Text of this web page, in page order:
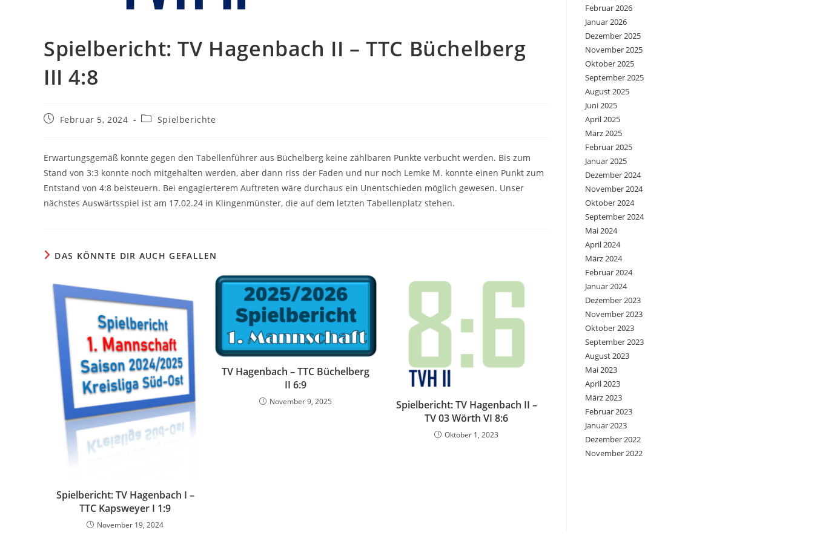
Spielbericht: TV Hagenbach II – TTC Büchelberg
III 4:8
BeitragFebruar 5, 2024
Beitrags-
Spielberichte
Erwartungsgemäß konnte gegen den Tabellenführer aus Büchelberg keine zählbaren Punkte verbucht werden. Bis zum
Stand von 3:3 konnte noch mitgehalten werden, aber dann riss der Faden und nur noch Lemke M. konnte einen Punkt zum
Entstand von 4:8 beisteuern. Bei engagierterem Auftreten wäre durchaus ein Unentschieden möglich gewesen. Unser
nächstes Auswärtsspiel ist am 17.02.24 in Klingenmünster, die auf dem letzten Tabellenplatz stehen.
DAS KÖNNTE DIR AUCH GEFALLEN
Spielbericht: TV Hagenbach I –
TTC Kapsweyer I 1:9
November 19, 2024
TV Hagenbach – TTC Büchelberg
II 6:9
November 9, 2025
Spielbericht: TV Hagenbach II –
TV 03 Wörth VI 8:6
Oktober 1, 2023
Februar 2026
Januar 2026
Dezember 2025
November 2025
Oktober 2025
September 2025
August 2025
Juni 2025
April 2025
März 2025
Februar 2025
Januar 2025
Dezember 2024
November 2024
Oktober 2024
September 2024
Mai 2024
April 2024
März 2024
Februar 2024
Januar 2024
Dezember 2023
November 2023
Oktober 2023
September 2023
August 2023
Mai 2023
April 2023
März 2023
Februar 2023
Januar 2023
Dezember 2022
November 2022